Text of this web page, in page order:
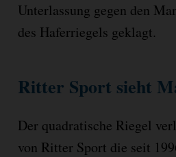
Unterlassung gegen den
des Haferriegels geklagt.
Ritter Sport sieht
Der quadratische Riegel
von Ritter Sport die seit